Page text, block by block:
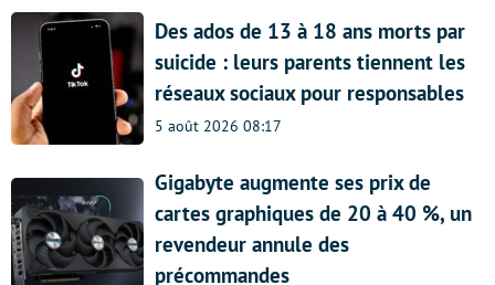
Des ados de 13 à 18 ans morts par
suicide : leurs parents tiennent les
réseaux sociaux pour responsables
5 août 2026 08:17
Gigabyte augmente ses prix de
cartes graphiques de 20 à 40 %, un
revendeur annule des
précommandes